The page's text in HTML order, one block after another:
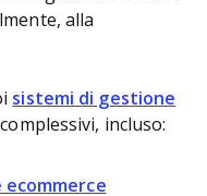
alla
sistemi di gestione
incluso: